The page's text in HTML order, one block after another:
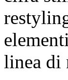
linea di